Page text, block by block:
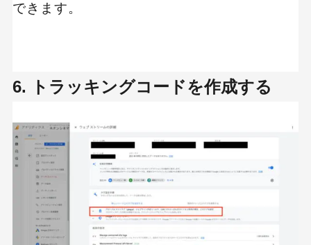
できます。
6. トラッキングコードを作成する